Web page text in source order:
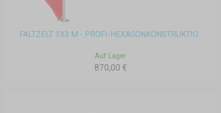
FALTZELT 3X3 M - PROFI-HEXAGONKONSTRUKTIO...
Auf Lager
870,00 €